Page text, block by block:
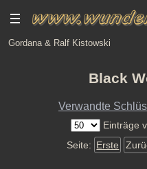
Gordana & Ralf Kistowski
Black
Verwandte
Einträge
Seite: Erste